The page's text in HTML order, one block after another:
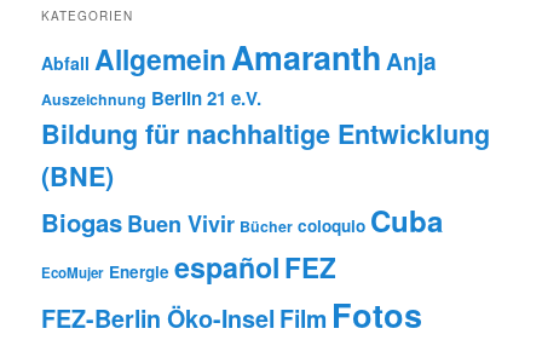
KATEGORIEN
Abfall AllgemeinAmaranthAnja
Auszeichnung Berlin 21 e.V.
Bildung für nachhaltige Entwicklung
(BNE)
BiogasBuen Vivir Bücher coloquio Cuba
EcoMujer Energie españolFEZ
FEZ-Berlin Öko-Insel Film Fotos